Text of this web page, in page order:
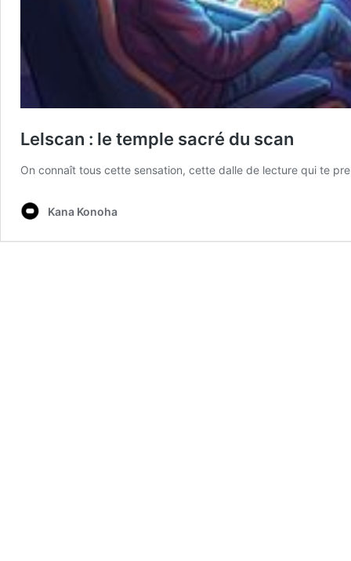
Lelscan : le temple sacré du scan
On connaît tous cette sensation, cette dalle de lecture qui te
Kana Konoha